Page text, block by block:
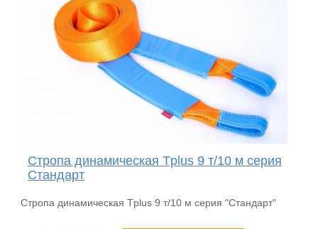
Стропа динамическая Tplus 9 т/10 м серия
Стандарт
Стропа динамическая Tplus 9 т/10 м серия "Стандарт"